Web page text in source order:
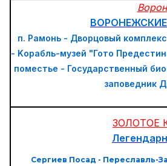
п. Рамонь - Дворцовый
- Kорабль-музей "Гото
поместье - Государственный
заповедник
ЗОЛОТОЕ
Сергиев Посад - Переславль-